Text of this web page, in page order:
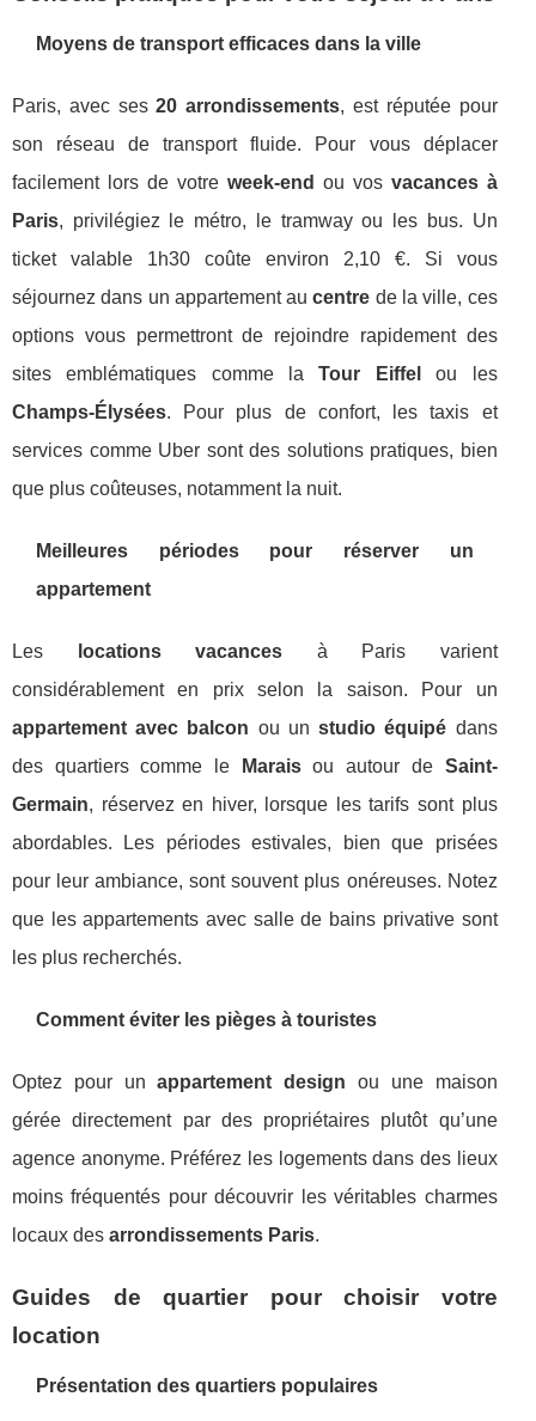
Moyens de transport efficaces dans la ville
Paris, avec ses20 arrondissements, est réputée pour
son réseau de transport fluide. Pour vous déplacer
facilement lors de votre week-end ou vos vacances à
Paris, privilégiez le métro, le tramway ou les bus. Un
ticket valable 1h30 coûte environ 2,10 €. Si vous
séjournez dans un appartement aucentre de la ville, ces
options vous permettront de rejoindre rapidement des
sites emblématiques comme laTour Eiffel
ou les
Champs-Élysées. Pour plus de confort, les taxis et
services comme Uber sont des solutions pratiques, bien
que plus coûteuses, notamment la nuit.
Meilleures périodes pour réserver un
appartement
Les locations vacances à Paris varient
considérablement en prix selon la saison. Pour un
appartement avec balcon ou unstudio équipé dans
des quartiers comme le
Maraisou autour de Saint-
Germain, réservez en hiver, lorsque les tarifs sont plus
abordables. Les périodes estivales, bien que prisées
pour leur ambiance, sont souvent plus onéreuses. Notez
que les appartements avec salle de bains privative sont
les plus recherchés.
Comment éviter les pièges à touristes
Optez pour unappartement design ou une maison
gérée directement par des propriétaires plutôt qu’une
agence anonyme. Préférez les logements dans des lieux
moins fréquentés pour découvrir les véritables charmes
locaux des arrondissements Paris.
Guides de quartier pour choisir votre
location
Présentation des quartiers populaires